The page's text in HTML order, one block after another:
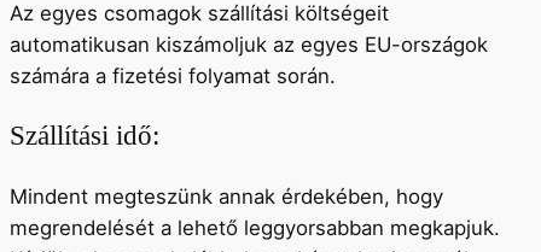
Az egyes csomagok szállítási költségeit
automatikusan kiszámoljuk az egyes EU-országok
számára a fizetési folyamat során.
Szállítási idő:
Mindent megteszünk annak érdekében, hogy
megrendelését a lehető leggyorsabban megkapjuk.